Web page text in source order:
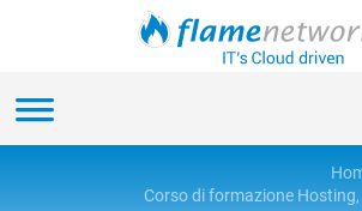
Corso di formazione